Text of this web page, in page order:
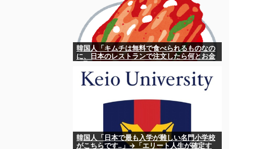
韓国人「キムチは無料で食べられるものなの
に、日本のレストランで注文したら何とお金
韓国人「日本で最も入学が難しい名門小学校
がこちらです‥」→「エリート人生が確定す